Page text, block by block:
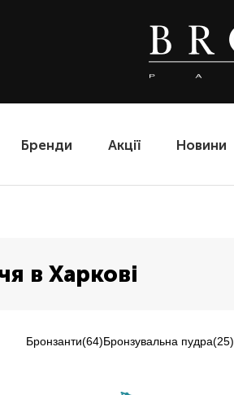
Бренди Акції Новини
в Харкові
Бронзанти(64)Бронзувальна пудра(25)